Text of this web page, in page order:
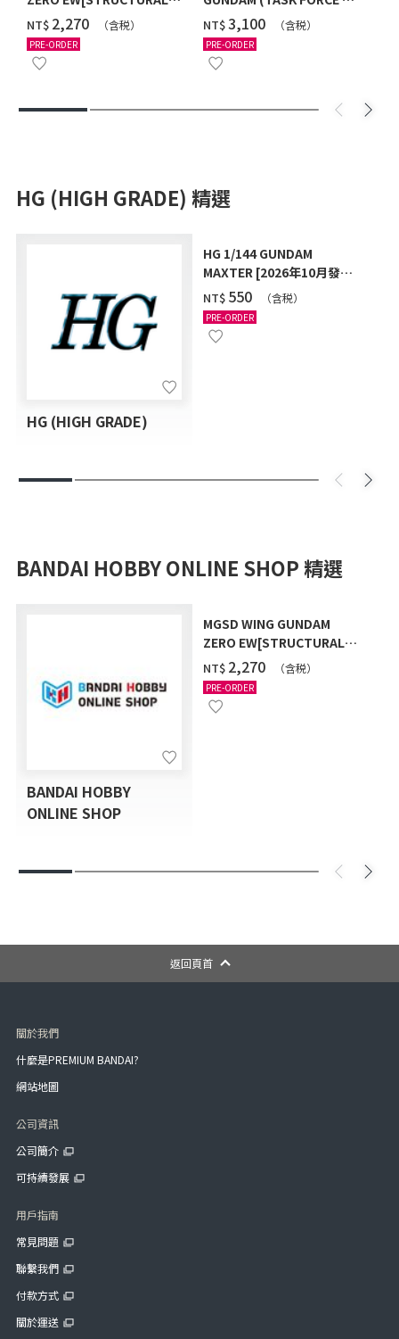
COATING/BLACK] [2026年
12月發送]
NT$ ‌2,270 （含税）
PRE-ORDER
Ver.) [2026年10月發送]
NT$‌3,100 （含税）
PRE-ORDER
HG (HIGH GRADE) 精選
HG (HIGH GRADE)
HG 1/144 GUNDAM
MAXTER [2026年10月發
送]
NT$ ‌550 （含税）
PRE-ORDER
BANDAI HOBBY ONLINE SHOP 精選
BANDAI HOBBY
ONLINE SHOP
MGSD WING GUNDAM
ZERO EW[STRUCTURAL
COATING/BLACK] [2026年
12月發送]
NT$ ‌2,270 （含税）
PRE-ORDER
返回頁首
關於我們
什麼是PREMIUM BANDAI?
網站地圖
公司資訊
公司簡介
可持續發展
用戶指南
常見問題
聯繫我們
付款方式
關於運送